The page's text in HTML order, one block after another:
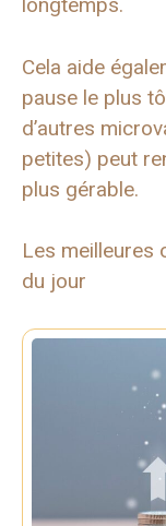
longtemps.
Cela aide
pause le plus
d’autres
petites) peut
plus gérable.
Les meilleures
du jour